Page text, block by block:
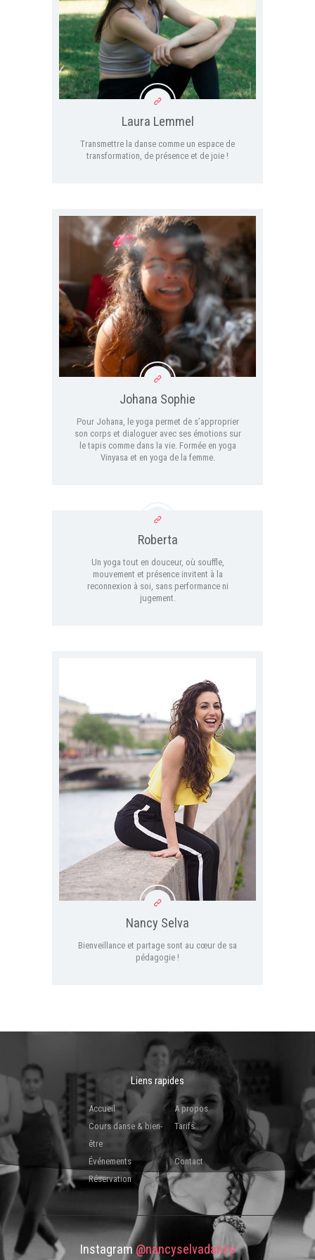
Laura Lemmel
Transmettre la danse comme un espace de
transformation, de présence et de joie !
Johana Sophie
Pour Johana, le yoga permet de s’approprier
son corps et dialoguer avec ses émotions sur
le tapis comme dans la vie. Formée en yoga
Vinyasa et en yoga de la femme.
Roberta
Un yoga tout en douceur, où souffle,
mouvement et présence invitent à la
reconnexion à soi, sans performance ni
jugement.
Nancy Selva
Bienveillance et partage sont au cœur de sa
pédagogie !
Liens rapides
Accueil
A propos
Cours danse & bien-
être
Tarifs
Événements
Contact
Réservation
Instagram@nancyselvadanse